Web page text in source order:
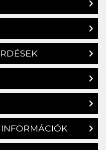
INFORMÁCIÓK